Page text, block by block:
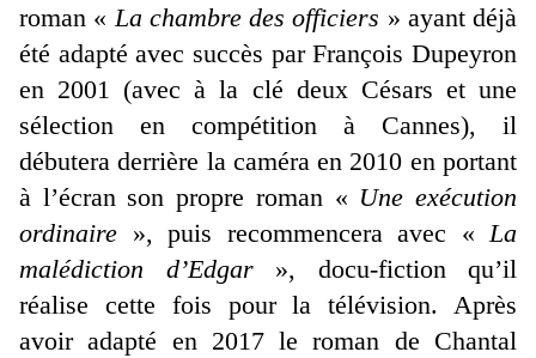
roman «La chambre des officiers » ayant déjà
été adapté avec succès par François Dupeyron
en 2001 (avec à la clé deux Césars et une
sélection en compétition à Cannes), il
débutera derrière la caméra en 2010 en portant
à l’écran son propre roman « Une exécution
ordinaire », puis recommencera avec «La
malédiction d’Edgar», docu-fiction qu’il
réalise cette fois pour la télévision. Après
avoir adapté en 2017 le roman de Chantal